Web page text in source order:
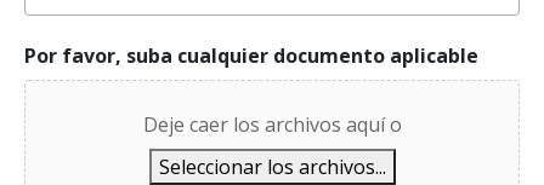
Por favor, suba cualquier documento aplicable
Deje caer los archivos aquí o
Seleccionar los archivos...